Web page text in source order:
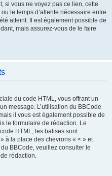
si vous ne voyez pas ce lien, cette
le temps d’attente nécessaire entre
atteint. Il est également possible de
mais assurez-vous de le faire
du code HTML, vous offrant un
message. L’utilisation du BBCode
il vous est également possible de
le formulaire de rédaction. Le
HTML, les balises sont
à la place des chevrons « < » et
BBCode, veuillez consulter le
rédaction.